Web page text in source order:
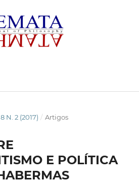
N. 2 (2017) / Artigos
E POLÍTICA